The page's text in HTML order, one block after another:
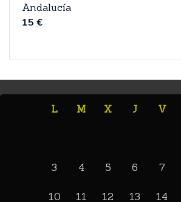
Andalucía
15 €
L M X J V
3 4 5 6 7
10 11 12 13 14